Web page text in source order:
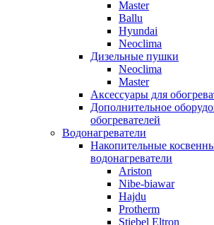
Master
Ballu
Hyundai
Neoclima
Дизельные пушки
Neoclima
Master
Аксессуары для
Дополнительное
обогревателей
Водонагреватели
Накопительные
водонагреватели
Ariston
Nibe-biawar
Hajdu
Protherm
Stiebel Eltron